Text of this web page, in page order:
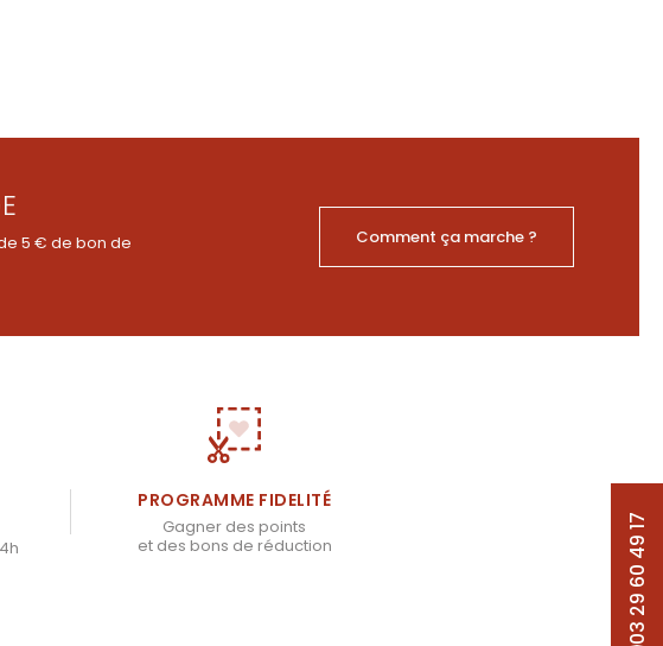
03 29 60 49 17
5 € de bon de
Comment ça marche ?
PROGRAMME FIDELITÉ
Gagner des points
et des bons de réduction